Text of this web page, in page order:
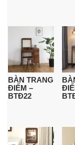
BÀN TRANG
ĐIỂM –
BTĐ22